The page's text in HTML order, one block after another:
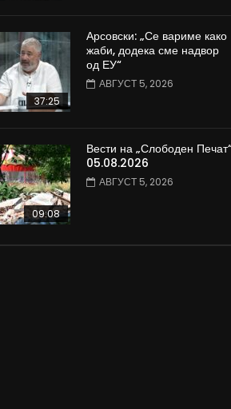
37:25
Арсовски: „Се вариме како
жаби, додека сме надвор
од ЕУ“
АВГУСТ 5, 2026
09:08
Вести на „Слободен
05.08.2026
АВГУСТ 5, 2026